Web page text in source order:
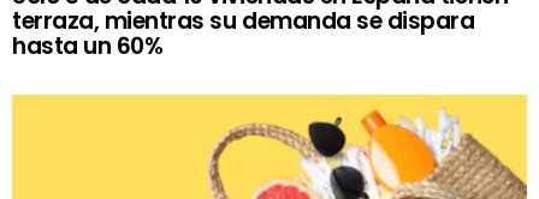
terraza, mientras su demanda se dispara
hasta un 60%